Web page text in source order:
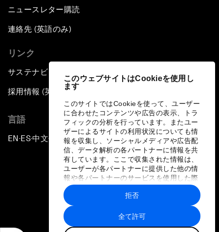
このウェブサイトはCookieを使用し
ます
このサイトではCookieを使って、ユーザー
に合わせたコンテンツや広告の表示、トラ
フィックの分析を行っています。またユー
ザーによるサイトの利用状況についても情
報を収集し、ソーシャルメディアや広告配
信、データ解析の各パートナーに情報を共
有しています。ここで収集された情報は、
ユーザーが各パートナーに提供した他の情
報や各パートナーのサービスを使用した際
に収集された情報と組み合わされ、各パー
トナーによって使用されることがありま
す。
全て許可
拒否
ニュースレター購読
連絡先 (英語のみ)
リンク
サステナビリティへの取り組み
採用情報 (英語のみ)
言語
EN ▪ES▪中文▪ 日本語
プライバシーポリシーと利用規約
サイトマップ